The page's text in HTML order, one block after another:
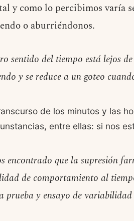
y como lo percibimos varía
o aburriéndonos.
sentido del tiempo está lejos
y se reduce a un goteo
de los minutos y las
entre ellas: si nos
encontrado que la supresión
de comportamiento al
prueba y ensayo de